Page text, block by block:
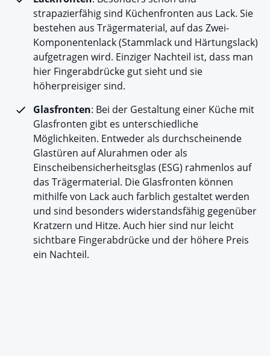
strapazierfähig sind Küchenfronten aus Lack. Sie
bestehen aus Trägermaterial, auf das Zwei-
Komponentenlack (Stammlack und Härtungslack)
aufgetragen wird. Einziger Nachteil ist, dass man
hier Fingerabdrücke gut sieht und sie
höherpreisiger sind.
Glasfronten: Bei der Gestaltung einer Küche mit
Glasfronten gibt es unterschiedliche
Möglichkeiten. Entweder als durchscheinende
Glastüren auf Alurahmen oder als
Einscheibensicherheitsglas (ESG) rahmenlos auf
das Trägermaterial. Die Glasfronten können
mithilfe von Lack auch farblich gestaltet werden
und sind besonders widerstandsfähig gegenüber
Kratzern und Hitze. Auch hier sind nur leicht
sichtbare Fingerabdrücke und der höhere Preis
ein Nachteil.